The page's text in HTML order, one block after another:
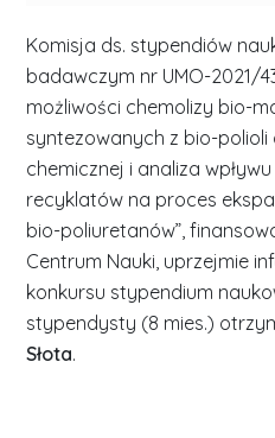
Komisja ds. stypendiów
badawczym nr UMO-2021/
możliwości chemolizy bio-
syntezowanych z bio-
chemicznej i analiza
recyklatów na proces
bio-poliuretanów”,
Centrum Nauki, uprzejmie
konkursu stypendium
stypendysty (8 mies.)
Słota.